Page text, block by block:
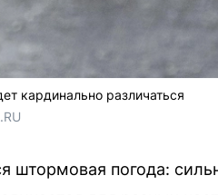
кардинально различаться
штормовая погода: